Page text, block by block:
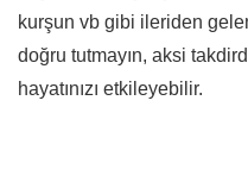
kurşun vb gibi ileriden
doğru tutmayın, aksi
hayatınızı etkileyebilir.